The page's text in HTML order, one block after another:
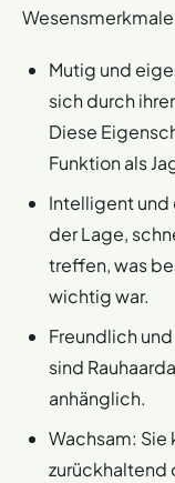
Mutig und
sich durch
Diese
Funktion als
Intelligent und
der Lage,
treffen, was
wichtig war.
Freundlich
sind
anhänglich.
Wachsam:
zurückhaltend